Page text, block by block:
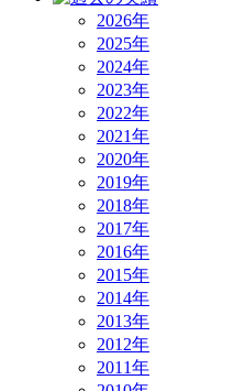
2026年
2025年
2024年
2023年
2022年
2021年
2020年
2019年
2018年
2017年
2016年
2015年
2014年
2013年
2012年
2011年